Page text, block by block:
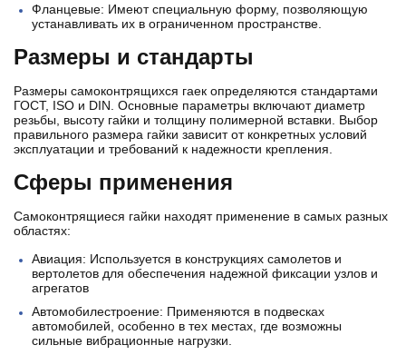
Фланцевые: Имеют специальную форму, позволяющую
устанавливать их в ограниченном пространстве.
Размеры и стандарты
Размеры самоконтрящихся гаек определяются стандартами
ГОСТ, ISO и DIN. Основные параметры включают диаметр
резьбы, высоту гайки и толщину полимерной вставки. Выбор
правильного размера гайки зависит от конкретных условий
эксплуатации и требований к надежности крепления.
Сферы применения
Самоконтрящиеся гайки находят применение в самых разных
областях:
Авиация: Используется в конструкциях самолетов и
вертолетов для обеспечения надежной фиксации узлов и
агрегатов
Автомобилестроение: Применяются в подвесках
автомобилей, особенно в тех местах, где возможны
сильные вибрационные нагрузки.